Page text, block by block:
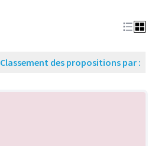
Classement des propositions par :